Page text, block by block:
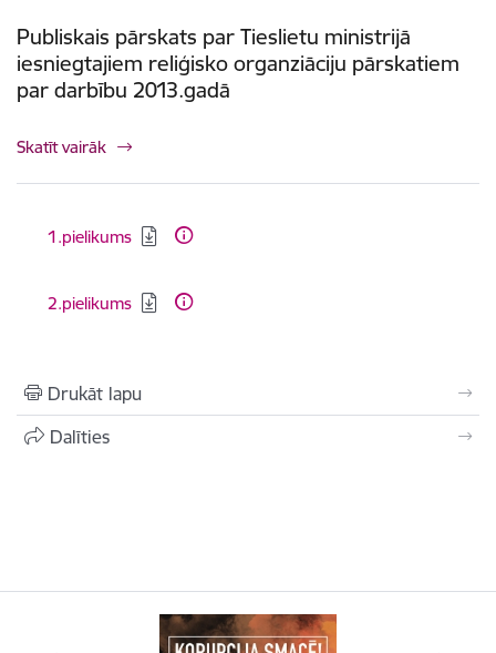
Publiskais pārskats par Tieslietu ministrijā
iesniegtajiem reliģisko organziāciju pārskatiem
par darbību 2013.gadā
Skatīt vairāk
Lejupielādēt:
1.pielikums
Lejupielādēt:
2.pielikums
Drukāt lapu
Dalīties